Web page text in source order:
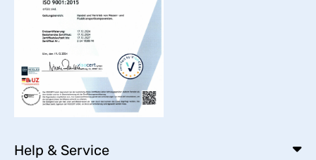
Help & Service